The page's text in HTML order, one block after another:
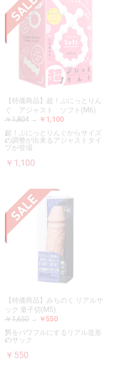
【特価商品】超！ぷにっとりん
ぐ アジャスト ソフト(M6)
￥1,804 → ￥1,100
超！ぷにっとりんぐからサイズ
の調整が出来るアジャストタイ
プが登場
￥1,100
【特価商品】みちのく リアルサ
ック 童子切(M5)
￥1,650 → ￥550
男をパワフルにするリアル造形
のサック
￥550